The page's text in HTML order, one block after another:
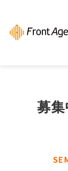
募